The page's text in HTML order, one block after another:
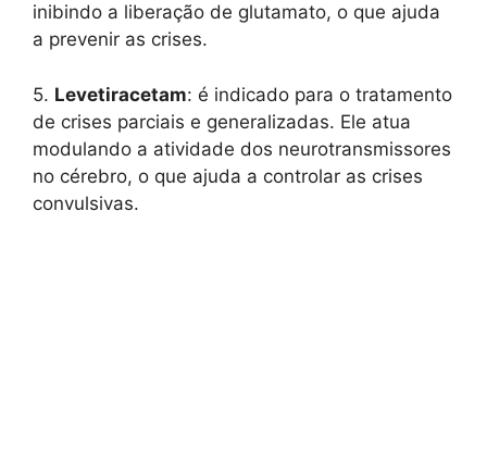
inibindo a liberação de glutamato, o que ajuda
a prevenir as crises.
5. Levetiracetam: é indicado para o tratamento
de crises parciais e generalizadas. Ele atua
modulando a atividade dos neurotransmissores
no cérebro, o que ajuda a controlar as crises
convulsivas.